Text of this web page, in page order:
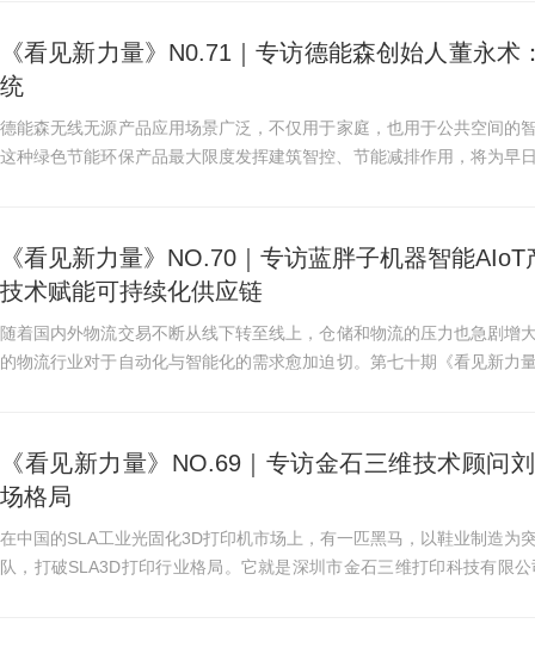
《看见新力量》N0.71｜专访德能森创始人董永
统
德能森无线无源产品应用场景广泛，不仅用于家庭，也用于公共空间的
这种绿色节能环保产品最大限度发挥建筑智控、节能减排作用，将为早
《看见新力量》NO.70｜专访蓝胖子机器智能
技术赋能可持续化供应链
随着国内外物流交易不断从线下转至线上，仓储和物流的压力也急剧增
的物流行业对于自动化与智能化的需求愈加迫切。第七十期《看见新力
《看见新力量》NO.69｜专访金石三维技术顾问
场格局
在中国的SLA工业光固化3D打印机市场上，有一匹黑马，以鞋业制造为
队，打破SLA3D打印行业格局。它就是深圳市金石三维打印科技有限